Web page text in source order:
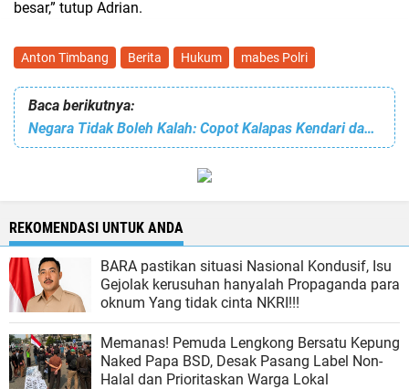
besar,” tutup Adrian.
Anton Timbang Berita Hukum mabes Polri
Baca berikutnya:
Negara Tidak Boleh Kalah: Copot Kalapas Kendari dan Bongkar Jaringan Narkoba di Dalam Lapas!
REKOMENDASI UNTUK ANDA
BARA pastikan situasi Nasional Kondusif, Isu
Gejolak kerusuhan hanyalah Propaganda para
oknum Yang tidak cinta NKRI!!!
Memanas! Pemuda Lengkong Bersatu Kepung
Naked Papa BSD, Desak Pasang Label Non-
Halal dan Prioritaskan Warga Lokal